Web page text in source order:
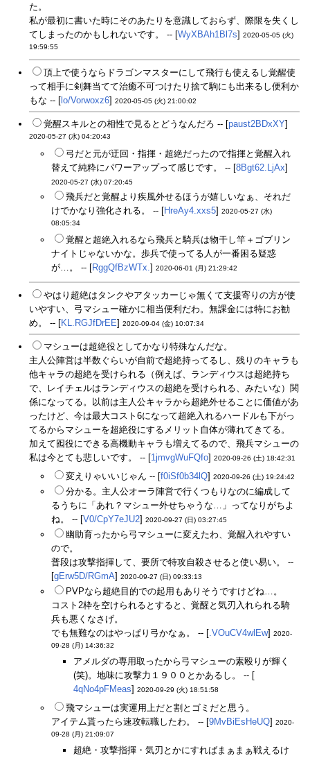
た。
私が最初に書いた時にそのあたりを意識しておらず、際限を失くし
てしまったのかもしれないです。 -- [WyXBAh1Bl7s] 2020-05-05 (火)
19:59:55
頂上で使うならドラゴンマスターにして飛行も使えるし覚醒使
って相手に剣舞当てて治癒不可つけたり捨て駒にも出来るし便利か
もな -- [lo/Vorwoxz6] 2020-05-05 (火) 21:00:02
覚醒スキルとの相性で見るとどうなんだろ -- [paust2BDxXY]
2020-05-27 (水) 04:20:43
弓だと元が迂回・指揮・超絶だったので指揮と覚醒入れ
替えて純粋にパワーアップって感じです。 -- [8Bgt62.LjAx]
2020-05-27 (水) 07:20:45
飛兵だと覚醒より疾風外せるほうが嬉しいなぁ、それだ
けでかなり強化される。 -- [HreAy4.xxs5] 2020-05-27 (水)
08:05:34
覚醒と超絶入れるなら飛兵と騎兵は物干し竿＋ゴブリン
ナイトじゃないかな。歩兵で使ってる人が一番困る疑惑
が…。 -- [RggQfBzWTx.] 2020-06-01 (月) 21:29:42
やはり超絶はタンクやアタッカーじゃ無くて支援寄りの方が使
いやすい、弓マシュー確かに相当便利だわ。無課金には特にお勧
め。 -- [KL.RGJfDrEE] 2020-09-04 (金) 10:07:34
マシューは超絶役としてかなり特殊なんだな。
主人公陣営は半数ぐらいが自前で超絶持ってるし、残りのキャラも
他キャラの超絶を受けられる（例えば、ランディウスは超絶持ち
で、レイチェルはランディウスの超絶を受けられる、みたいな）関
係になってる。以前は主人公キャラから超絶外せることに価値があ
ったけど、今は最大コスト6になって超絶入れるハードルも下がっ
てるからマシューを超絶役にするメリット自体が薄れてきてる。
加えて囮役にできる高機動キャラも増えてるので、飛兵マシューの
私は今とても悲しいです。 -- [1jmvgWuFQfo] 2020-09-26 (土) 18:42:31
変えりゃいいじゃん -- [f0iSf0b34lQ] 2020-09-26 (土) 19:24:42
分かる。主人公オーラ陣営で行くつもりなのに編成して
るうちに「あれ？マシュー外せちゃうな…」ってなりがちよ
ね。 -- [V0/CpY7eJU2] 2020-09-27 (日) 03:27:45
幽助育ったから弓マシューに変えたわ、覚醒入れやすい
ので。
普段は攻撃指揮して、要所で特攻自殺させると使い易い。 --
[gErw5D/RGmA] 2020-09-27 (日) 09:33:13
PVPなら超絶目的での起用もありそうですけどね…。
コスト2枠を空けられるとすると、覚醒と気刃入れられる騎
兵も悪くなさげ。
でも無難なのはやっぱり弓かなぁ。 -- [.VOuCV4wlEw] 2020-
09-28 (月) 14:36:32
アメルダの専用取ったから弓マシューの素殴りが輝く
(笑)。地味に攻撃力１９００とかあるし。 -- [
4qNo4pFMeas] 2020-09-29 (火) 18:51:58
飛マシューは実運用上だと割とゴミだと思う。
アイテム貰ったら速攻転職したわ。 -- [9MvBiEsHeUQ] 2020-
09-28 (月) 21:09:07
超絶・攻撃指揮・気刃とかにすればまぁまぁ戦えるけ